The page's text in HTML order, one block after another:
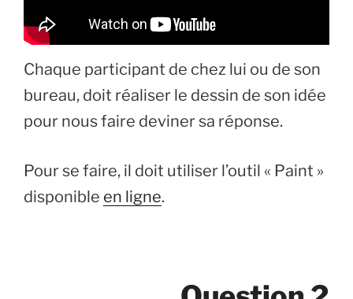
Chaque participant de chez lui ou de son
bureau, doit réaliser le dessin de son idée
pour nous faire deviner sa réponse.
Pour se faire, il doit utiliser l’outil « Paint »
disponible en ligne.